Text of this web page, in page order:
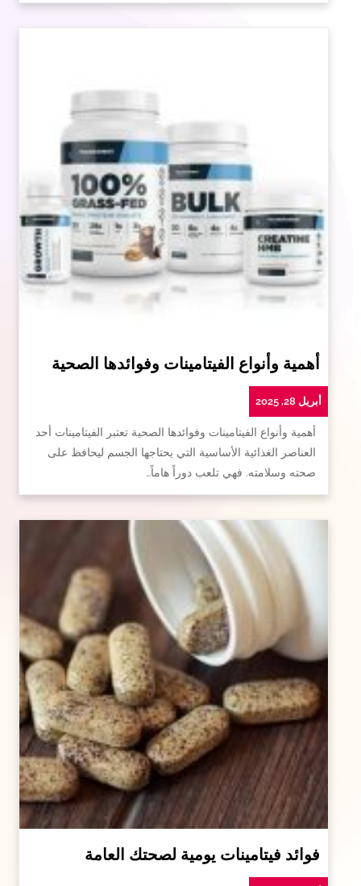
أهمية وأنواع الفيتامينات وفوائدها الصحية
أبريل 28, 2025
أهمية وأنواع الفيتامينات وفوائدها الصحية تعتبر الفيتامينات أحد
العناصر الغذائية الأساسية التي يحتاجها الجسم ليحافظ على
صحته وسلامته. فهي تلعب دوراً هاماً…
فوائد فيتامينات يومية لصحتك العامة